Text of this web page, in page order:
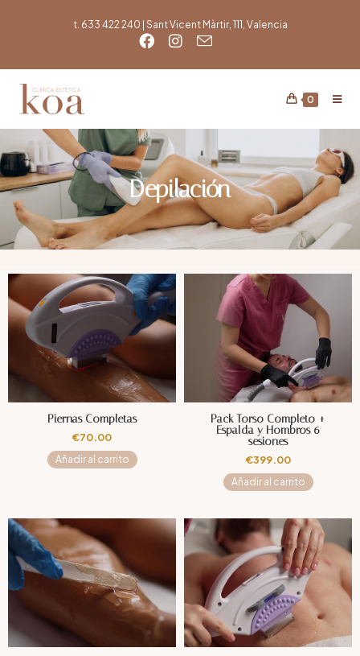
t. 633 422 240 | Sant Vicent Màrtir, 111, Valencia
0
Depilación
Piernas Completas
€70.00
Añadir al carrito
Pack Torso Completo +
Espalda y Hombros 6
sesiones
€399.00
Añadir al carrito